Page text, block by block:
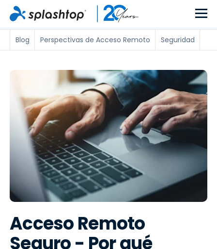
Blog Perspectivas de Acceso Remoto Seguridad
Acceso Remoto
Seguro - Por qué